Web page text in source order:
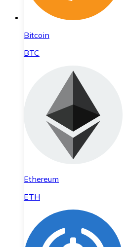
Bitcoin
BTC
Ethereum
ETH